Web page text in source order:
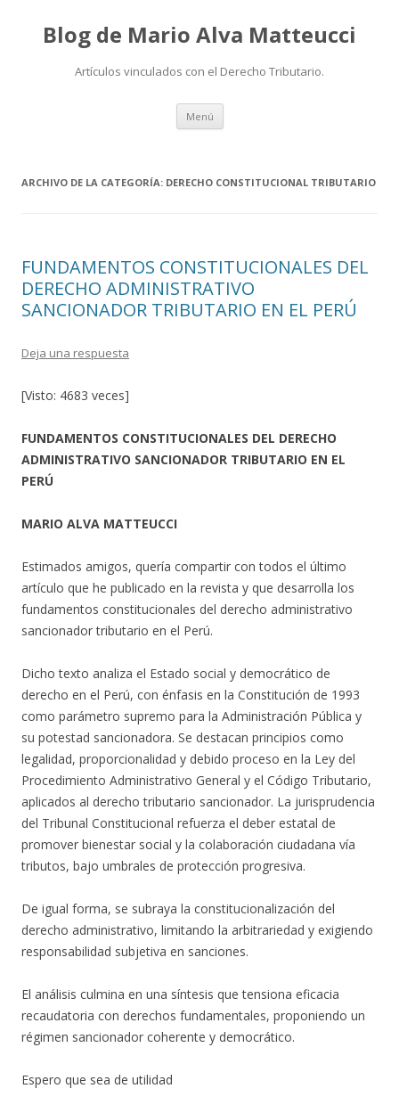
Blog de Mario Alva Matteucci
Artículos vinculados con el Derecho Tributario.
Menú Ir
contenido
ARCHIVO DE LA CATEGORÍA: DERECHO CONSTITUCIONAL TRIBUTARIO
FUNDAMENTOS CONSTITUCIONALES DEL
DERECHO ADMINISTRATIVO
SANCIONADOR TRIBUTARIO EN EL PERÚ
Deja una respuesta
[Visto: 4683 veces]
FUNDAMENTOS CONSTITUCIONALES DEL DERECHO
ADMINISTRATIVO SANCIONADOR TRIBUTARIO EN EL
PERÚ
MARIO ALVA MATTEUCCI
Estimados amigos, quería compartir con todos el último
artículo que he publicado en la revista y que desarrolla los
fundamentos constitucionales del derecho administrativo
sancionador tributario en el Perú.
Dicho texto analiza el Estado social y democrático de
derecho en el Perú, con énfasis en la Constitución de 1993
como parámetro supremo para la Administración Pública y
su potestad sancionadora. Se destacan principios como
legalidad, proporcionalidad y debido proceso en la Ley del
Procedimiento Administrativo General y el Código Tributario,
aplicados al derecho tributario sancionador. La jurisprudencia
del Tribunal Constitucional refuerza el deber estatal de
promover bienestar social y la colaboración ciudadana vía
tributos, bajo umbrales de protección progresiva.
De igual forma, se subraya la constitucionalización del
derecho administrativo, limitando la arbitrariedad y exigiendo
responsabilidad subjetiva en sanciones.
El análisis culmina en una síntesis que tensiona eficacia
recaudatoria con derechos fundamentales, proponiendo un
régimen sancionador coherente y democrático.
Espero que sea de utilidad